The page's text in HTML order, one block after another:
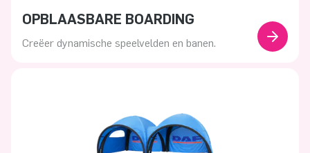
OPBLAASBARE BOARDING
Creëer dynamische speelvelden en banen.